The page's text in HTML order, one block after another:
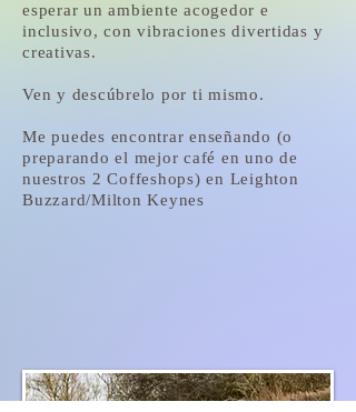
esperar un ambiente acogedor e
inclusivo, con vibraciones divertidas y
creativas.
Ven y descúbrelo por ti mismo.
Me puedes encontrar enseñando (o
preparando el mejor café en uno de
nuestros 2 Coffeshops) en Leighton
Buzzard/Milton Keynes